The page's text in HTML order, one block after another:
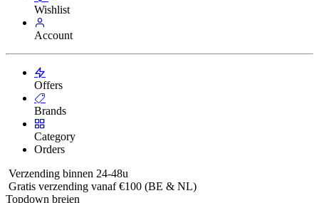
Wishlist
Account
Offers
Brands
Category
Orders
Verzending binnen 24-48u
Gratis verzending vanaf €100 (BE & NL)
Topdown breien